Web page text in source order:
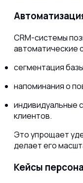
CRM-системы
автоматические
сегментация
напоминания о
индивидуальные
клиентов.
Это упрощает
делает его
Кейсы